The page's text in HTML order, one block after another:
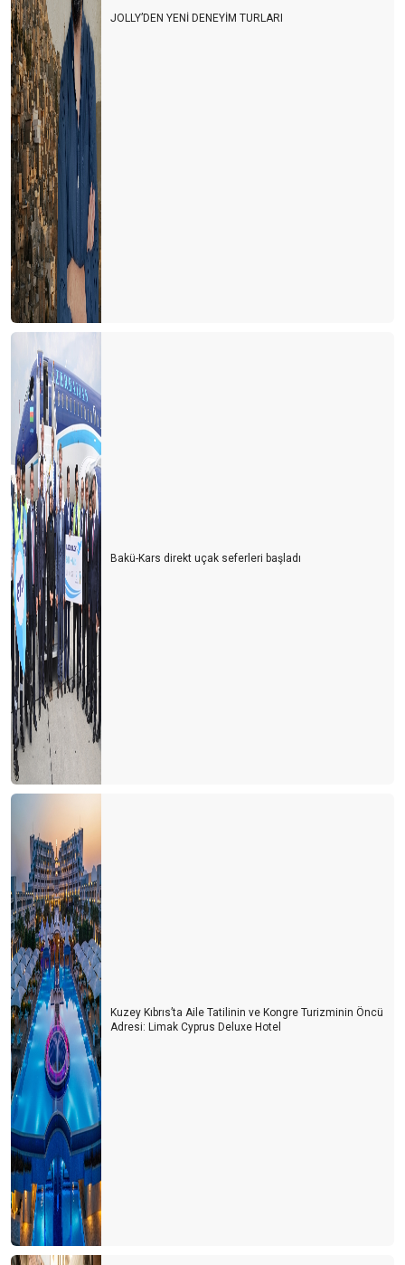
JOLLY’DEN YENİ DENEYİM TURLARI
Bakü-Kars direkt uçak seferleri başladı
Kuzey Kıbrıs’ta Aile Tatilinin ve Kongre Turizminin Öncü
Adresi: Limak Cyprus Deluxe Hotel